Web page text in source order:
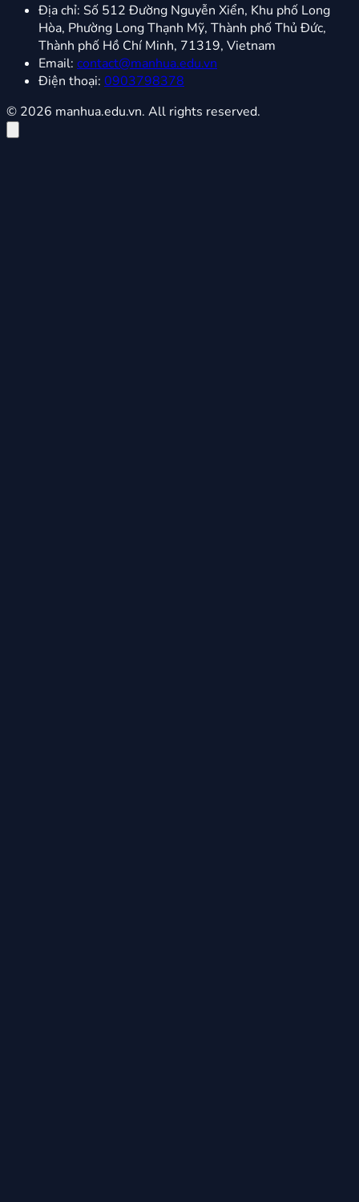
Địa chỉ: Số 512 Đường Nguyễn Xiển, Khu phố Long
Hòa, Phường Long Thạnh Mỹ, Thành phố Thủ Đức,
Thành phố Hồ Chí Minh, 71319, Vietnam
Email: contact@manhua.edu.vn
Điện thoại: 0903798378
© 2026 manhua.edu.vn. All rights reserved.